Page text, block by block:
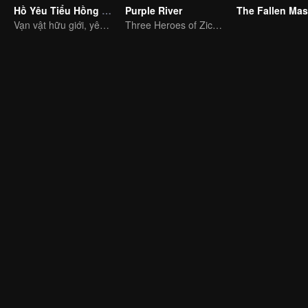
Hồ Yêu Tiểu Hồng Nương
Vạn vật hữu giới, yêu hận vô vàn
Purple River
Three Heroes of Zichuan's adventure on Xichuan Continent
The Fallen